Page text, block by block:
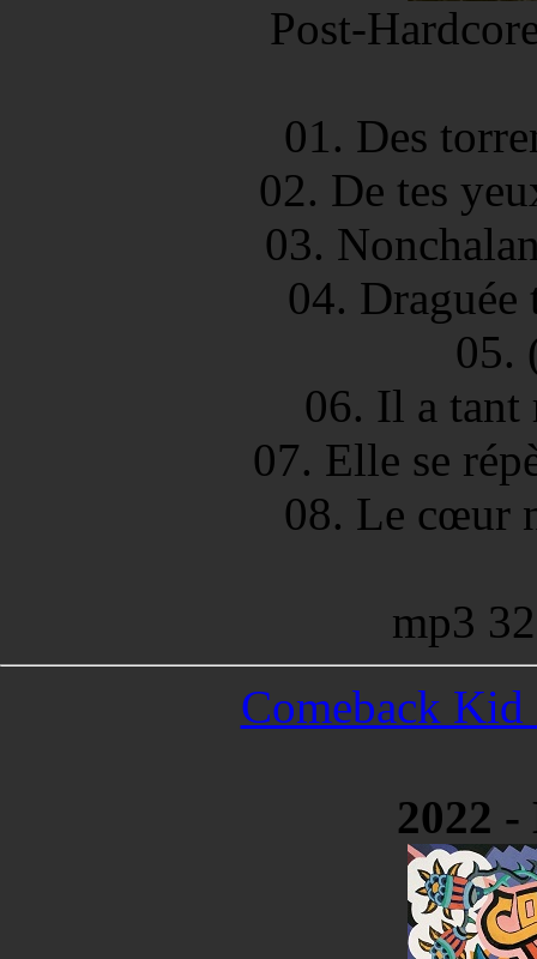
Post-
01. Des
02. De tes
03.
04.
05.
06. Il a tant
07. Elle se
08. Le cœur
mp3
Comeback Kid
2022 -